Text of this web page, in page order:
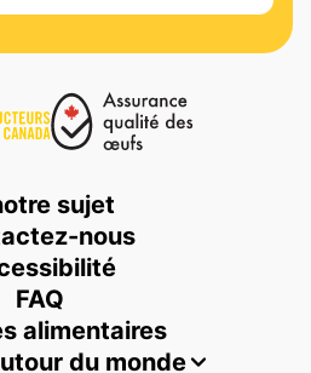
sujet
nous
FAQ
alimentaires
du monde